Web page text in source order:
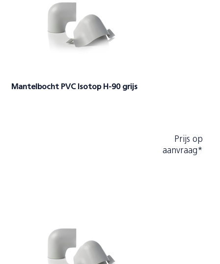
Mantelbocht PVC Isotop H-90 grijs
Prijs op
aanvraag*